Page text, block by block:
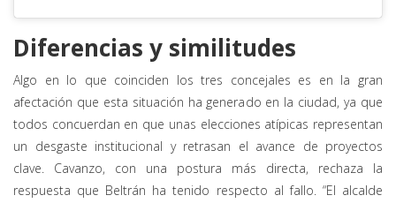
Diferencias y similitudes
Algo en lo que coinciden los tres concejales es en la gran
afectación que esta situación ha generado en la ciudad, ya que
todos concuerdan en que unas elecciones atípicas representan
un desgaste institucional y retrasan el avance de proyectos
clave. Cavanzo, con una postura más directa, rechaza la
respuesta que Beltrán ha tenido respecto al fallo. “El alcalde